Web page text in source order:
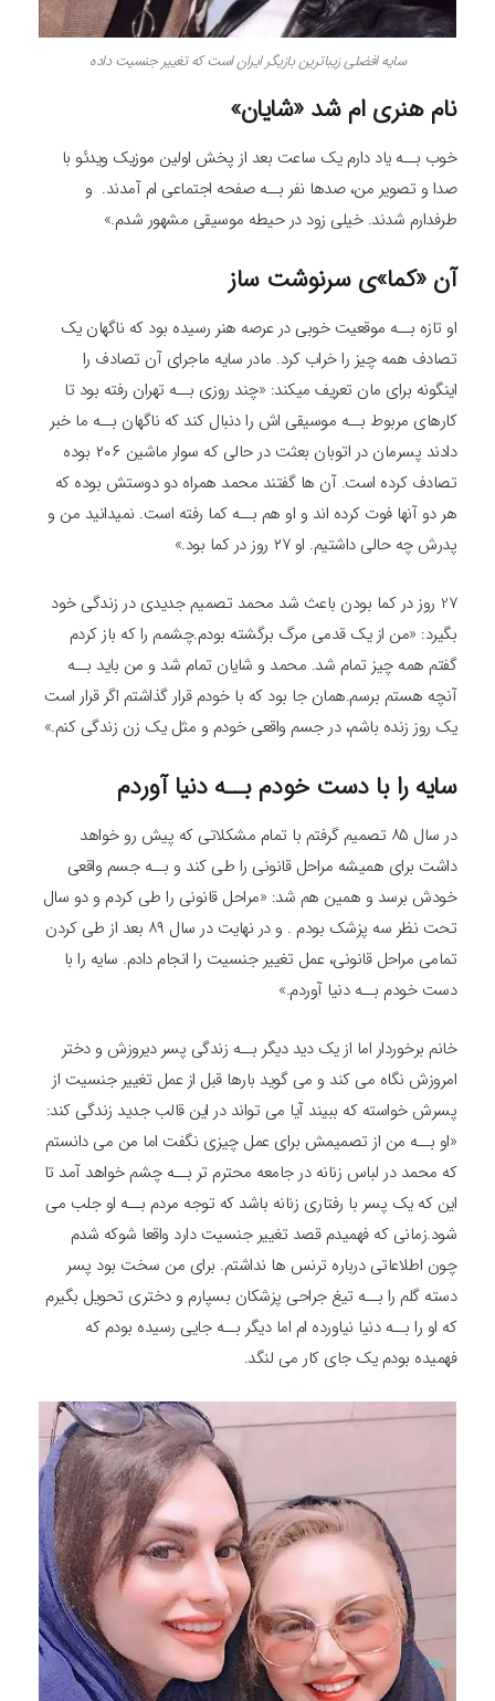
سایه افضلی زیباترین بازیگر ایران است که تغییر جنسیت داده
نام هنری ام شد «شایان»
خوب بــه یاد دارم یک ساعت بعد از پخش اولین موزیک ویدئو با
صدا و تصویر من، صدها نفر بــه صفحه اجتماعی ام آمدند. و
طرفدارم شدند. خیلی زود در حیطه موسیقی مشهور شدم.»
آن «کما»ی سرنوشت ساز
او تازه بــه موقعیت خوبی در عرصه هنر رسیده بود که ناگهان یک
تصادف همه چیز را خراب کرد. مادر سایه ماجرای آن تصادف را
اینگونه برای مان تعریف میکند: «چند روزی بــه تهران رفته بود تا
کارهای مربوط بــه موسیقی اش را دنبال کند که ناگهان بــه ما خبر
دادند پسرمان در اتوبان بعثت در حالی که سوار ماشین ۲۰۶ بوده
تصادف کرده است. آن ها گفتند محمد همراه دو دوستش بوده که
هر دو آنها فوت کرده اند و او هم بــه کما رفته است. نمیدانید من و
پدرش چه حالی داشتیم. او ۲۷ روز در کما بود.»
27 روز در کما بودن باعث شد محمد تصمیم جدیدی در زندگی خود
بگیرد: «من از یک قدمی مرگ برگشته بودم.چشمم را که باز کردم
گفتم همه چیز تمام شد. محمد و شایان تمام شد و من باید بــه
آنچه هستم برسم.همان جا بود که با خودم قرار گذاشتم اگر قرار است
یک روز زنده باشم، در جسم واقعی خودم و مثل یک زن زندگی کنم.»
سایه را با دست خودم بــه دنیا آوردم
در سال ۸۵ تصمیم گرفتم با تمام مشکلاتی که پیش رو خواهد
داشت برای همیشه مراحل قانونی را طی کند و بــه جسم واقعی
خودش برسد و همین هم شد: «مراحل قانونی را طی کردم و دو سال
تحت نظر سه پزشک بودم . و در نهایت در سال ۸۹ بعد از طی کردن
تمامی مراحل قانونی، عمل تغییر جنسیت را انجام دادم. سایه را با
دست خودم بــه دنیا آوردم.»
خانم برخوردار اما از یک دید دیگر بــه زندگی پسر دیروزش و دختر
امروزش نگاه می کند و می گوید بارها قبل از عمل تغییر جنسیت از
پسرش خواسته که ببیند آیا می تواند در این قالب جدید زندگی کند:
«او بــه من از تصمیمش برای عمل چیزی نگفت اما من می دانستم
که محمد در لباس زنانه در جامعه محترم تر بــه چشم خواهد آمد تا
این که یک پسر با رفتاری زنانه باشد که توجه مردم بــه او جلب می
شود.زمانی که فهمیدم قصد تغییر جنسیت دارد واقعا شوکه شدم
چون اطلاعاتی درباره ترنس ها نداشتم. برای من سخت بود پسر
دسته گلم را بــه تیغ جراحی پزشکان بسپارم و دختری تحویل بگیرم
که او را بــه دنیا نیاورده ام اما دیگر بــه جایی رسیده بودم که
فهمیده بودم یک جای کار می لنگد.